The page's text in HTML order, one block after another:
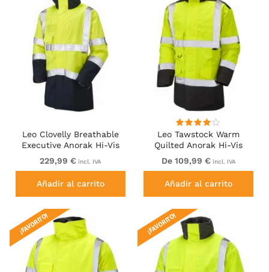
Leo Clovelly Breathable
Executive Anorak Hi-Vis
Yellow/Navy
229,99 € incl. IVA
Añadir al carrito
Leo Tawstock Warm
Quilted Anorak Hi-Vis
Yellow/Black
De 109,99 € incl. IVA
Añadir al carrito
¡FAVORITO! ¡FAVORITO!